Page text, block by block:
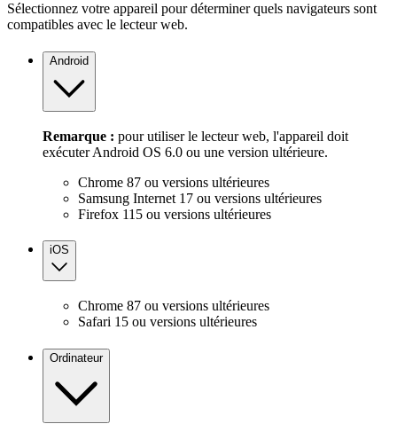
Sélectionnez votre appareil pour déterminer quels navigateurs sont
compatibles avec le lecteur web.
Android
Remarque : pour utiliser le lecteur web, l'appareil doit
exécuter Android OS 6.0 ou une version ultérieure.
Chrome 87 ou versions ultérieures
Samsung Internet 17 ou versions ultérieures
Firefox 115 ou versions ultérieures
iOS
Chrome 87 ou versions ultérieures
Safari 15 ou versions ultérieures
Ordinateur